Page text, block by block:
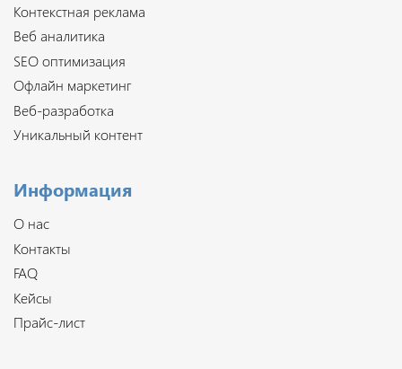
Контекстная реклама
Веб аналитика
SEO оптимизация
Офлайн маркетинг
Веб-разработка
Уникальный контент
Информация
О нас
Контакты
FAQ
Кейсы
Прайс-лист